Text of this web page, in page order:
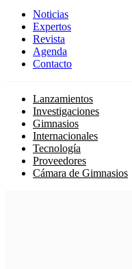
Noticias
Expertos
Revista
Agenda
Contacto
Lanzamientos
Investigaciones
Gimnasios
Internacionales
Tecnología
Proveedores
Cámara de Gimnasios